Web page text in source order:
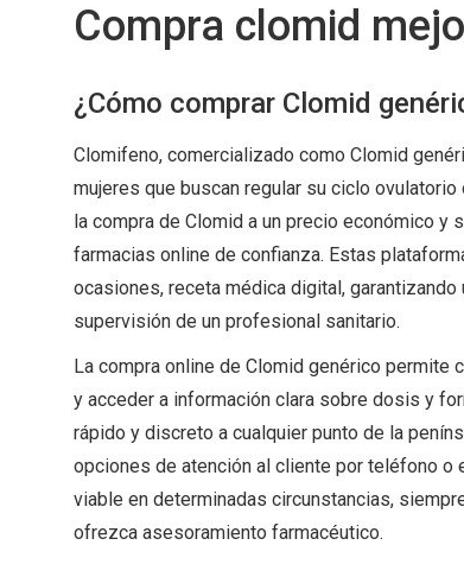
Compra clomid
¿Cómo comprar Clomid
Clomifeno, comercializado como Clomid
mujeres que buscan regular su ciclo
la compra de Clomid a un precio económico y
farmacias online de confianza. Estas
ocasiones, receta médica digital,
supervisión de un profesional sanitario.
La compra online de Clomid genérico
y acceder a información clara sobre dosis y
rápido y discreto a cualquier punto de la
opciones de atención al cliente por teléfono o
viable en determinadas circunstancias,
ofrezca asesoramiento farmacéutico.